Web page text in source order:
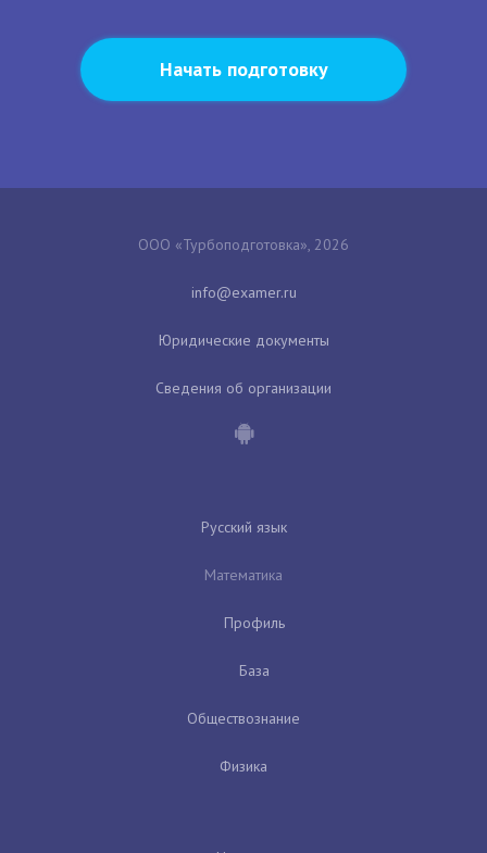
Начать подготовку
ООО «Турбоподготовка», 2026
Юридические документы
Сведения об организации
Русский язык
Математика
Профиль
База
Обществознание
Физика